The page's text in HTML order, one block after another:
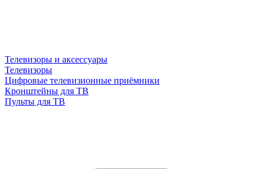
Телевизоры и аксессуары
Телевизоры
Цифровые телевизионные приёмники
Кронштейны для ТВ
Пульты для ТВ